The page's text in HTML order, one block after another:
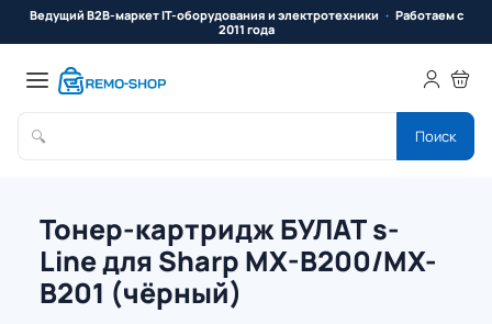
Ведущий B2B-маркет IT-оборудования и электротехники
Работаем с
2011 года
🔍 Поиск
Тонер-картридж БУЛАТ s-
Line для Sharp MX-B200/MX-
B201 (чёрный)